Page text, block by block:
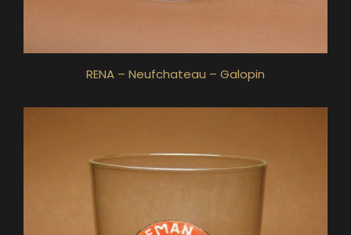
RENA – Neufchateau – Galopin